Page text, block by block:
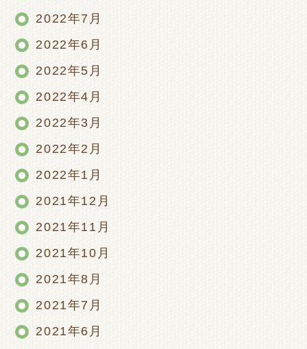
2022年7月
2022年6月
2022年5月
2022年4月
2022年3月
2022年2月
2022年1月
2021年12月
2021年11月
2021年10月
2021年8月
2021年7月
2021年6月